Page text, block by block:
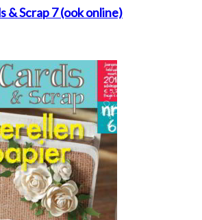
& Scrap 7 (ook online)